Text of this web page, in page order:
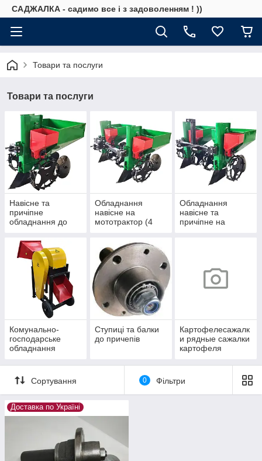
САДЖАЛКА - садимо все і з задоволенням ! ))
Товари та послуги
Товари та послуги
Навісне та
причіпне
обладнання до
одноточковим
кріпленням під
палець
Обладнання
навісне на
мототрактор (4
одноточковим
кріпленням під
палець)
Обладнання
навісне та
причіпне на
Комунально-
господарське
обладнання
Ступиці та балки
до причепів
Картофелесажалк
и рядные сажалки
картофеля
Сортування 0 Фільтри
Доставка по Україні